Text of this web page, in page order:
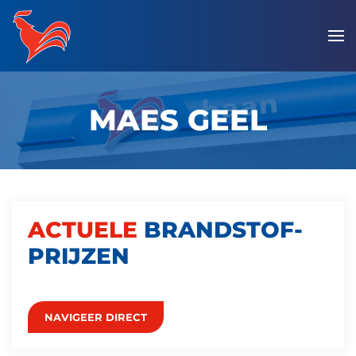
Overslaan
en
naar
inhoud
MAES GEEL
ACTUELE BRANDSTOF­
PRIJZEN
NAVIGEER DIRECT